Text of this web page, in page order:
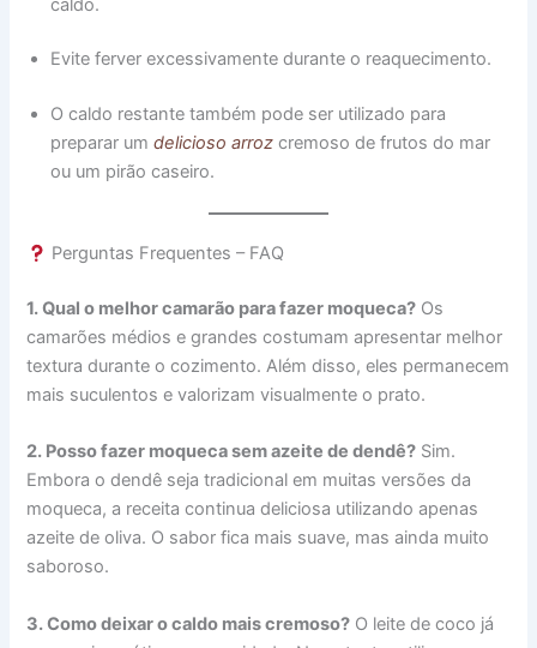
Evite ferver excessivamente durante o reaquecimento.
O caldo restante também pode ser utilizado para
preparar um delicioso arrozcremoso de frutos do mar
ou um pirão caseiro.
Perguntas Frequentes – FAQ
1. Qual o melhor camarão para fazer moqueca? Os
camarões médios e grandes costumam apresentar melhor
textura durante o cozimento. Além disso, eles permanecem
mais suculentos e valorizam visualmente o prato.
2. Posso fazer moqueca sem azeite de dendê? Sim.
Embora o dendê seja tradicional em muitas versões da
moqueca, a receita continua deliciosa utilizando apenas
azeite de oliva. O sabor fica mais suave, mas ainda muito
saboroso.
3. Como deixar o caldo mais cremoso? O leite de coco já